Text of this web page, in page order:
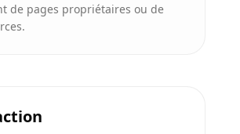
de pages propriétaires ou de